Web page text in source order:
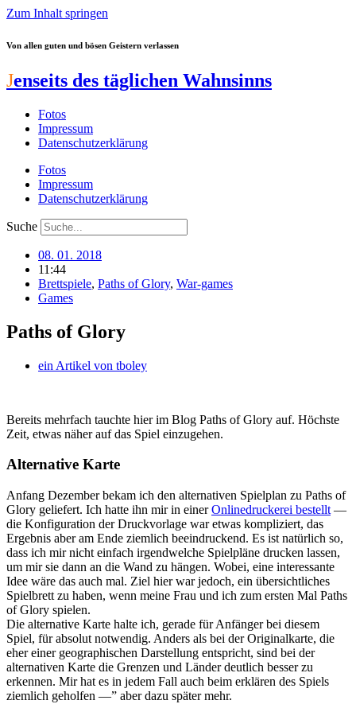
Zum Inhalt springen
Von allen guten und bösen Geistern verlassen
Jenseits des täglichen Wahnsinns
Fotos
Impressum
Datenschutzerklärung
Fotos
Impressum
Datenschutzerklärung
Suche
08. 01. 2018
11:44
Brettspiele, Paths of Glory, War-games
Games
Paths of Glory
ein Artikel von tboley
Bereits mehrfach tauchte hier im Blog Paths of Glory auf. Höchste
Zeit, etwas näher auf das Spiel einzugehen.
Alternative Karte
Anfang Dezember bekam ich den alternativen Spielplan zu Paths of
Glory geliefert. Ich hatte ihn mir in einerOnlinedruckerei bestellt —
die Konfiguration der Druckvorlage war etwas kompliziert, das
Ergebnis aber am Ende ziemlich beeindruckend. Es ist natürlich so,
dass ich mir nicht einfach irgendwelche Spielpläne drucken lassen,
um mir sie dann an die Wand zu hängen. Wobei, eine interessante
Idee wäre das auch mal. Ziel hier war jedoch, ein übersichtliches
Spielbrett zu haben, wenn meine Frau und ich zum ersten Mal Paths
of Glory spielen.
Die alternative Karte halte ich, gerade für Anfänger bei diesem
Spiel, für absolut notwendig. Anders als bei der Originalkarte, die
eher einer geographischen Darstellung entspricht, sind bei der
alternativen Karte die Grenzen und Länder deutlich besser zu
erkennen. Mir hat es in jedem Fall auch beim erklären des Spiels
ziemlich geholfen —” aber dazu später mehr.